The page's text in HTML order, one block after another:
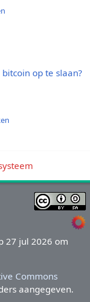
op te slaan?
27 jul 2026 om
Commons
aangegeven.